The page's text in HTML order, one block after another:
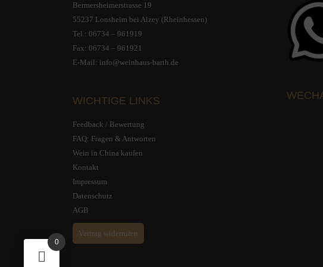
Bermersheimerstrasse 19
55237 Lonsheim bei Alzey (Rheinhessen)
Tel.: 06734 – 961919
Fax: 06734 – 961921
E-Mail: info@weinhaus-barth.de
WICHTIGE LINKS
Feedback / Bewertung
FAQ: Fragen & Antworten
Wein in China kaufen
Kontakt
Impressum
Datenschutz
AGB
Vertrag widerrufen
0